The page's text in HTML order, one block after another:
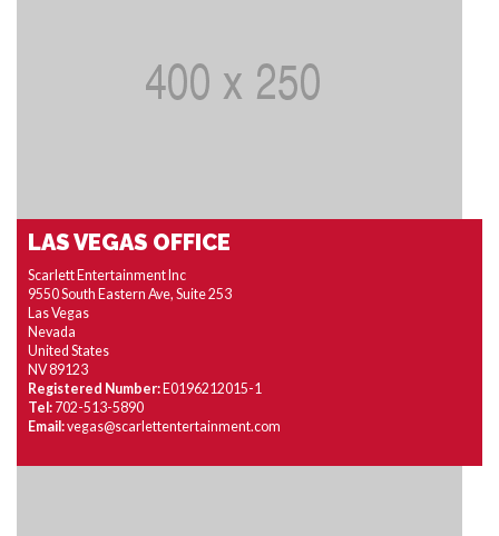
LAS VEGAS OFFICE
Scarlett Entertainment Inc
9550 South Eastern Ave, Suite 253
Las Vegas
Nevada
United States
NV 89123
Registered Number:E0196212015-1
Tel: 702-513-5890
Email:vegas@scarlettentertainment.com